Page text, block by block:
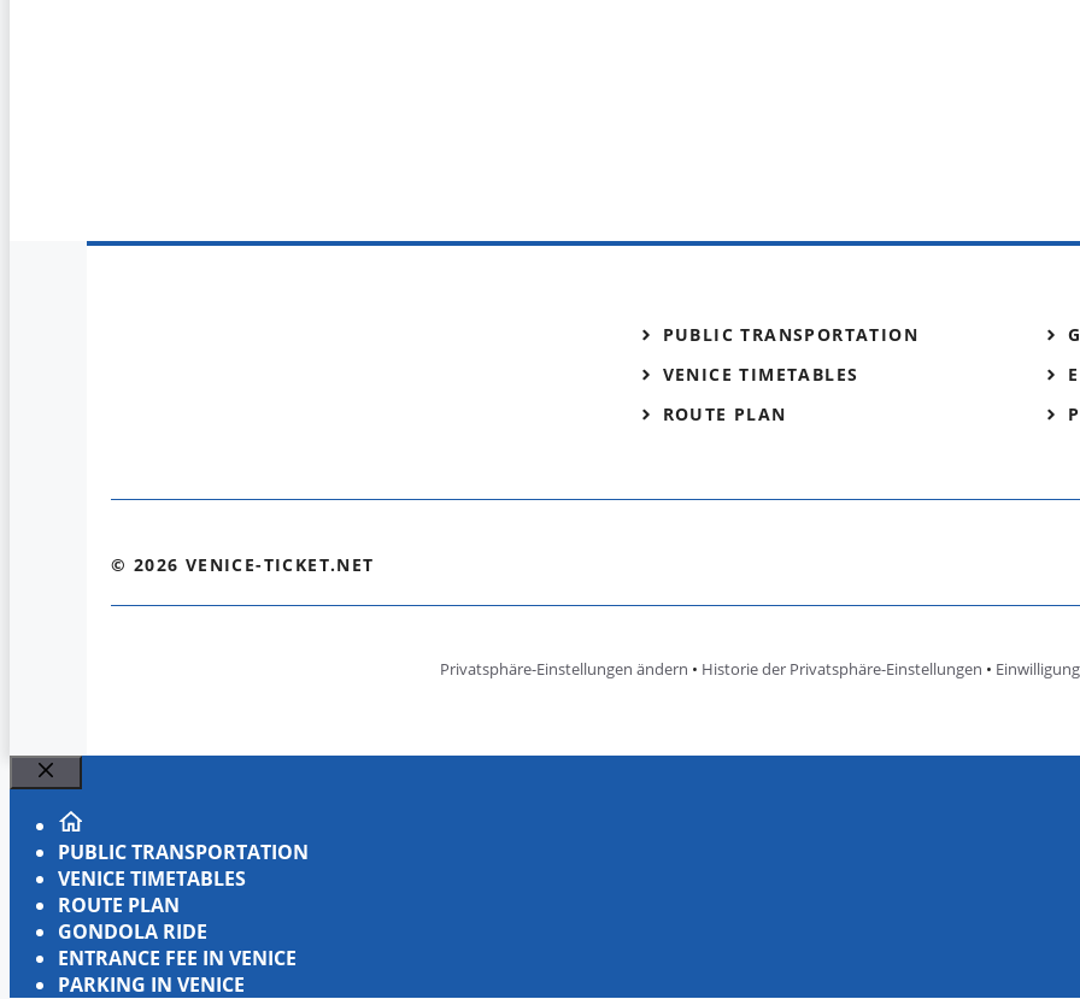
PUBLIC TRANSPORTATION
VENICE TIMETABLES
ROUTE PLAN
© 2026 VENICE-TICKET.NET
Privatsphäre-Einstellungen ändern • Historie der Privatsphäre-Einstellungen •
Close
PUBLIC TRANSPORTATION
VENICE TIMETABLES
ROUTE PLAN
GONDOLA RIDE
ENTRANCE FEE IN VENICE
PARKING IN VENICE